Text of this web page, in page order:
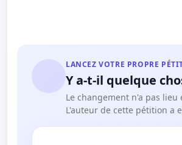
LANCEZ VOTRE PROPRE
Y a-t-il quelque
Le changement n'a pas
L'auteur de cette pétition a